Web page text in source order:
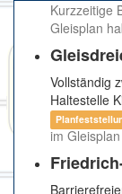
Kurzzeitige
Gleisplan
Vollständig
Haltestelle
im